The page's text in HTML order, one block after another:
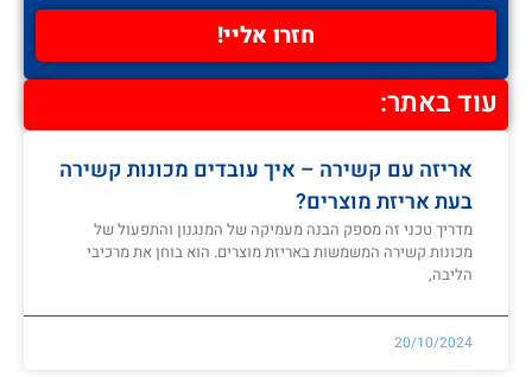
חזרו אליי!
עוד באתר:
אריזה עם קשירה – איך עובדים מכונות קשירה
בעת אריזת מוצרים?
מדריך טכני זה מספק הבנה מעמיקה של המנגנון והתפעול של
מכונות קשירה המשמשות באריזת מוצרים. הוא בוחן את מרכיבי
הליבה,
20/10/2024